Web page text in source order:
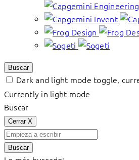
Buscar
Dark and light mode toggle,
Currently in light mode
Buscar
Cerrar X
Buscar